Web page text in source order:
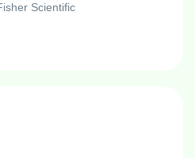
Scientific